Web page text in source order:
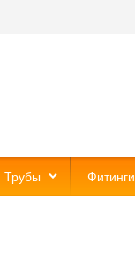
Трубы Фитинги